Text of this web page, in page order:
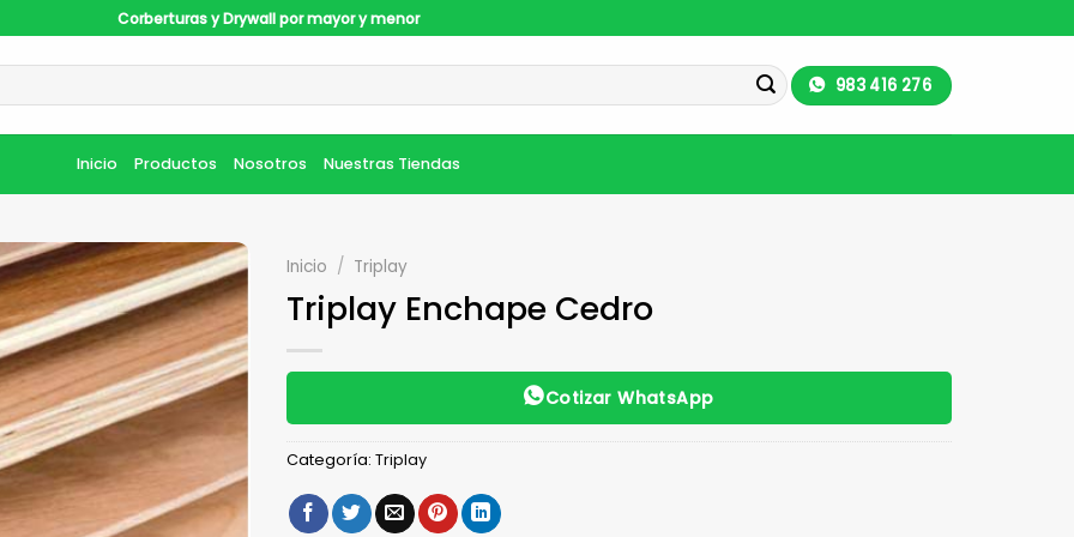
Corberturas y Drywall por mayor y menor
983 416 276
Inicio Productos Nosotros Nuestras Tiendas
Inicio / Triplay
Triplay Enchape Cedro
Cotizar WhatsApp
Categoría: Triplay